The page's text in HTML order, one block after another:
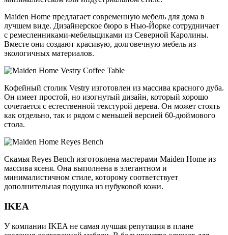
Maiden Home предлагает современную мебель для дома в
лучшем виде. Дизайнерское бюро в Нью-Йорке сотрудничает
с ремесленниками-мебельщиками из Северной Каролины.
Вместе они создают красивую, долговечную мебель из
экологичных материалов.
Кофейный столик Vestry изготовлен из массива красного дуба.
Он имеет простой, но изогнутый дизайн, который хорошо
сочетается с естественной текстурой дерева. Он может стоять
как отдельно, так и рядом с меньшей версией 60-дюймового
стола.
Скамья Reyes Bench изготовлена мастерами Maiden Home из
массива ясеня. Она выполнена в элегантном и
минималистичном стиле, которому соответствует
дополнительная подушка из нубуковой кожи.
IKEA
У компании IKEA не самая лучшая репутация в плане